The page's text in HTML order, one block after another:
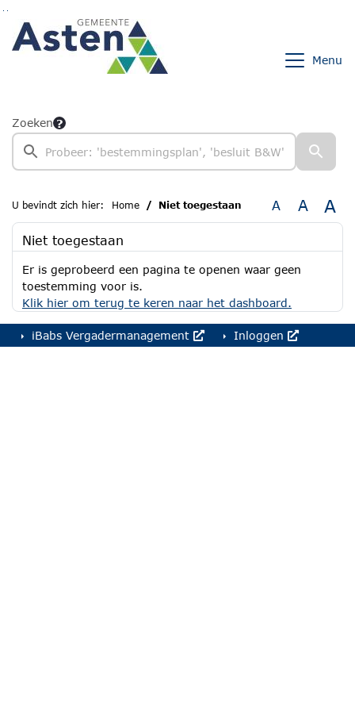
Ga naar de inhoud van deze pagina
Ga naar het zoeken
Ga naar het menu
Menu
Zoeken
U bevindt zich hier: Home Niet toegestaan A A A
Niet toegestaan
Er is geprobeerd een pagina te openen waar geen
toestemming voor is.
Klik hier om terug te keren naar het dashboard.
iBabs Vergadermanagement Inloggen